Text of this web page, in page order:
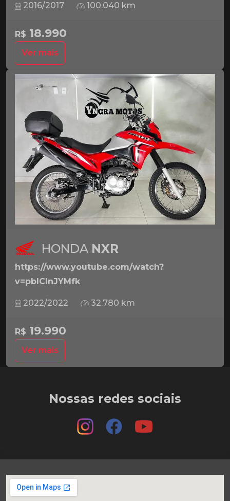
2016/2017 100.040 km
R$ 18.990
Ver mais
HONDA NXR
https://www.youtube.com/watch?
v=pbICInJYMfk
2022/2022 32.780 km
R$ 19.990
Ver mais
Nossas redes sociais